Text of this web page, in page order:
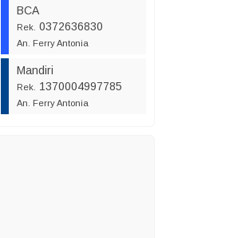
BCA
Rek. 0372636830
An. Ferry Antonia
Mandiri
Rek. 1370004997785
An. Ferry Antonia